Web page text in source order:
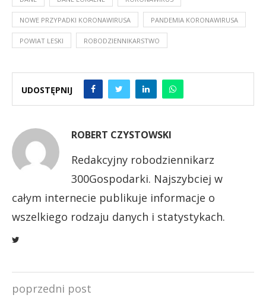
NOWE PRZYPADKI KORONAWIRUSA PANDEMIA KORONAWIRUSA
POWIAT LESKI ROBODZIENNIKARSTWO
UDOSTĘPNIJ
ROBERT CZYSTOWSKI
Redakcyjny robodziennikarz
300Gospodarki. Najszybciej w
całym internecie publikuje informacje o
wszelkiego rodzaju danych i statystykach.
poprzedni post